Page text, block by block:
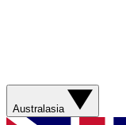
Australasia